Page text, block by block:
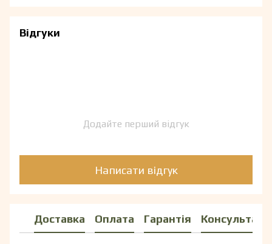
Відгуки
Додайте перший відгук
Написати відгук
Доставка Оплата Гарантія